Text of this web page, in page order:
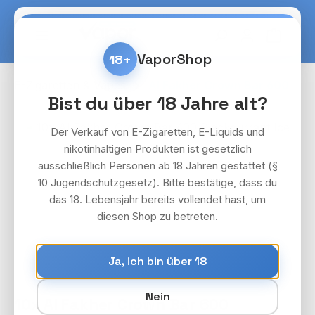
Zum Hauptinhalt springen
Bildergalerie überspringen
10x Al Fakher Crown Bar 600
18+ VaporShop
Bist du über 18 Jahre alt?
Der Verkauf von E-Zigaretten, E-Liquids und
nikotinhaltigen Produkten ist gesetzlich
ausschließlich Personen ab 18 Jahren gestattet (§
10 Jugendschutzgesetz). Bitte bestätige, dass du
das 18. Lebensjahr bereits vollendet hast, um
diesen Shop zu betreten.
Ja, ich bin über 18
Nein